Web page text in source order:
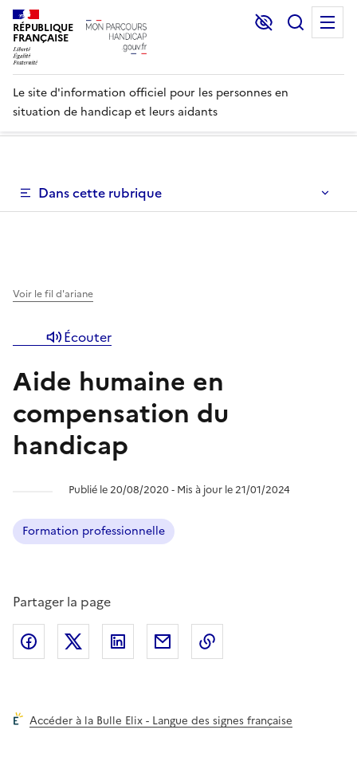
RÉPUBLIQUE
FRANÇAISE
Lecture et
Le site d'information officiel pour les personnes en
situation de handicap et leurs aidants
Un menu de navigation vous permettant de naviguer
Dans cette rubrique
Voir le fil d'ariane
Écouter
Aide humaine en
compensation du
handicap
Publié le 20/08/2020 ‐ Mis à jour le 21/01/2024
Formation professionnelle
Partager la page
Partager l'article surFacebook
Partager l'article sur X (anciennement
Partager l'article sur
Partager l'article par courriel
Accéder à la Bulle Elix - Langue des signes française